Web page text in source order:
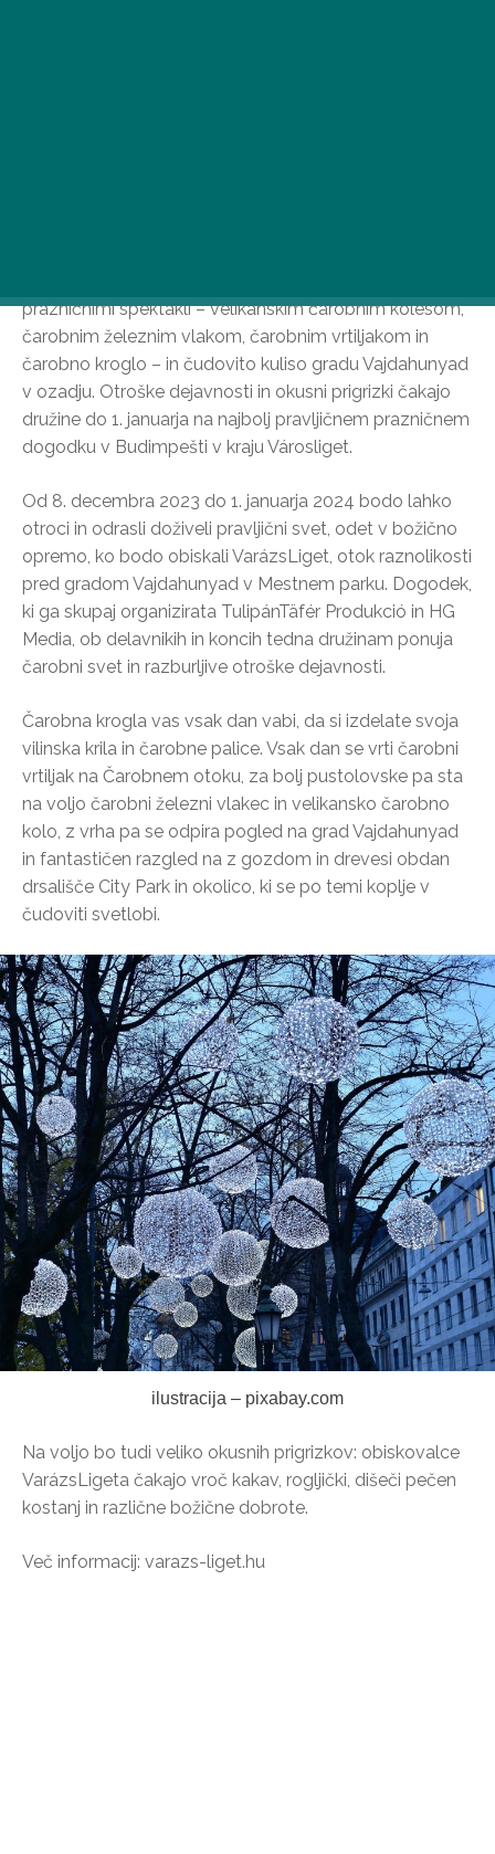
prazničnimi spektakli – velikanskim čarobnim kolesom,
čarobnim železnim vlakom, čarobnim vrtiljakom in
čarobno kroglo – in čudovito kuliso gradu Vajdahunyad
v ozadju. Otroške dejavnosti in okusni prigrizki čakajo
družine do 1. januarja na najbolj pravljičnem prazničnem
dogodku v Budimpešti v kraju Városliget.
Od 8. decembra 2023 do 1. januarja 2024 bodo lahko
otroci in odrasli doživeli pravljični svet, odet v božično
opremo, ko bodo obiskali VarázsLiget, otok raznolikosti
pred gradom Vajdahunyad v Mestnem parku. Dogodek,
ki ga skupaj organizirata TulipánTäfér Produkció in HG
Media, ob delavnikih in koncih tedna družinam ponuja
čarobni svet in razburljive otroške dejavnosti.
Čarobna krogla vas vsak dan vabi, da si izdelate svoja
vilinska krila in čarobne palice. Vsak dan se vrti čarobni
vrtiljak na Čarobnem otoku, za bolj pustolovske pa sta
na voljo čarobni železni vlakec in velikansko čarobno
kolo, z vrha pa se odpira pogled na grad Vajdahunyad
in fantastičen razgled na z gozdom in drevesi obdan
drsališče City Park in okolico, ki se po temi koplje v
čudoviti svetlobi.
ilustracija – pixabay.com
Na voljo bo tudi veliko okusnih prigrizkov: obiskovalce
VarázsLigeta čakajo vroč kakav, rogljički, dišeči pečen
kostanj in različne božične dobrote.
Več informacij: varazs-liget.hu